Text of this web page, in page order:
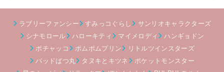
ラブリーファンシー すみっコぐらし
サンリオキャラクターズ
シナモロール
ハローキティ マイメロディ
ハンギョドン
ポチャッコ
ポムポムプリン
リトルツインスターズ
バッドばつ丸
タヌキとキツネ
ポケットモンスター